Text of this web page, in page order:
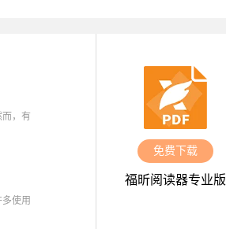
，有
使用
福昕阅读器专业版
免费下载